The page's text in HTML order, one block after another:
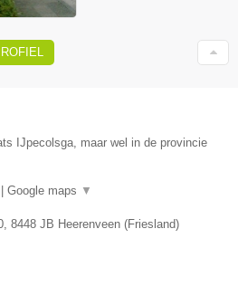
IJpecolsga, maar wel in de provincie
Google maps ▼
, 8448 JB Heerenveen (Friesland)